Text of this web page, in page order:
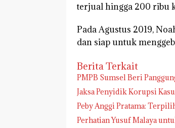
terjual hingga 200 ribu
Pada Agustus 2019,
dan siap untuk
Berita Terkait
PMPB Sumsel Beri
Jaksa Penyidik Korupsi
Peby Anggi Pratama:
Perhatian Yusuf Malaya